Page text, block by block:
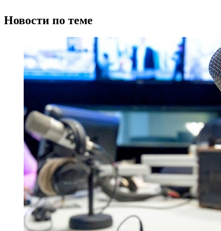
Новости по теме